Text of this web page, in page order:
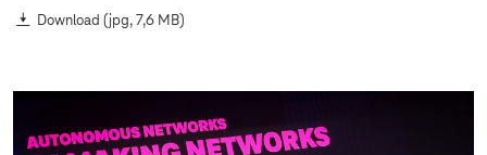
Download (jpg, 7,6 MB)